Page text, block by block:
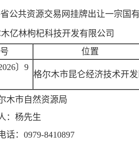
公共资源交易网挂牌出让一宗国
亿林枸杞科技开发有限公司
位置
〕9
格尔木市昆仑经济技术开
木市自然资源局
： 杨先生
话： 0979-8410897